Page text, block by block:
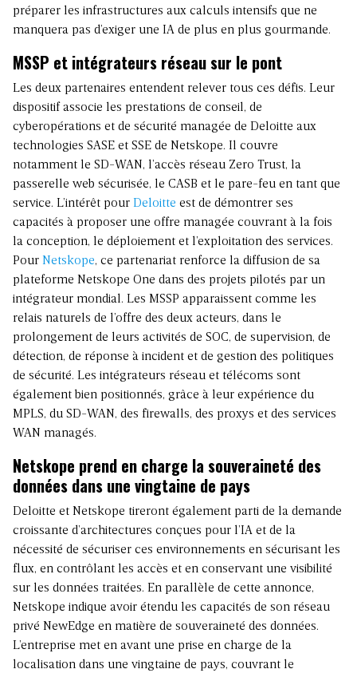
préparer les infrastructures aux calculs intensifs que ne
manquera pas d’exiger une IA de plus en plus gourmande.
MSSP et intégrateurs réseau sur le pont
Les deux partenaires entendent relever tous ces défis. Leur
dispositif associe les prestations de conseil, de
cyberopérations et de sécurité managée de Deloitte aux
technologies SASE et SSE de Netskope. Il couvre
notamment le SD-WAN, l’accès réseau Zero Trust, la
passerelle web sécurisée, le CASB et le pare-feu en tant que
service. L’intérêt pour Deloitte est de démontrer ses
capacités à proposer une offre managée couvrant à la fois
la conception, le déploiement et l’exploitation des services.
Pour Netskope, ce partenariat renforce la diffusion de sa
plateforme Netskope One dans des projets pilotés par un
intégrateur mondial. Les MSSP apparaissent comme les
relais naturels de l’offre des deux acteurs, dans le
prolongement de leurs activités de SOC, de supervision, de
détection, de réponse à incident et de gestion des politiques
de sécurité. Les intégrateurs réseau et télécoms sont
également bien positionnés, grâce à leur expérience du
MPLS, du SD-WAN, des firewalls, des proxys et des services
WAN managés.
Netskope prend en charge la souveraineté des
données dans une vingtaine de pays
Deloitte et Netskope tireront également parti de la demande
croissante d’architectures conçues pour l’IA et de la
nécessité de sécuriser ces environnements en sécurisant les
flux, en contrôlant les accès et en conservant une visibilité
sur les données traitées. En parallèle de cette annonce,
Netskope indique avoir étendu les capacités de son réseau
privé NewEdge en matière de souveraineté des données.
L’entreprise met en avant une prise en charge de la
localisation dans une vingtaine de pays, couvrant le